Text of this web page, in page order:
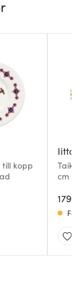
kopp
cm Vit
179
Få